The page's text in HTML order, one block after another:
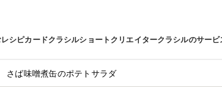
レシピカードクラシルショートクリエイタークラシルのサービ
さば味噌煮缶のポテトサラダ